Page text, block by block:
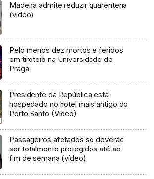
Madeira admite reduzir quarentena
(vídeo)
Pelo menos dez mortos e feridos
em tiroteio na Universidade de
Praga
Presidente da República está
hospedado no hotel mais antigo do
Porto Santo (Vídeo)
Passageiros afetados só deverão
ser totalmente protegidos até ao
fim de semana (vídeo)